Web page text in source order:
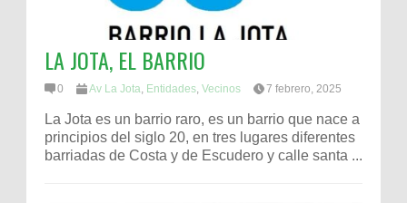
LA JOTA, EL BARRIO
0 Av La Jota Entidades Vecinos 7 febrero, 2025
La Jota es un barrio raro, es un barrio que nace a
principios del siglo 20, en tres lugares diferentes
barriadas de Costa y de Escudero y calle santa ...